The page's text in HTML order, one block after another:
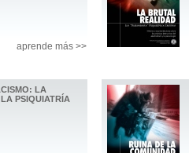
aprende más >>
LA
PSIQUIATRÍA